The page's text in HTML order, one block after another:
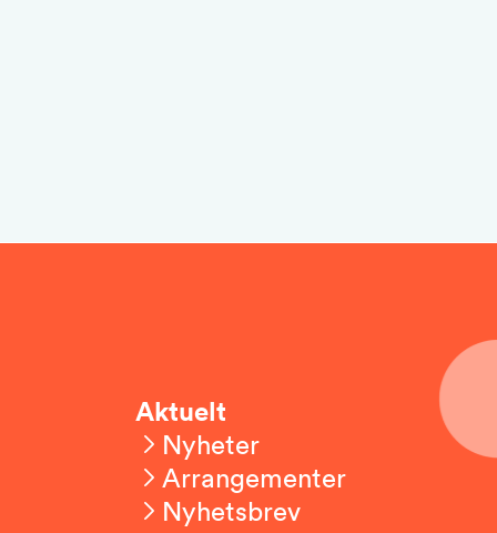
Aktuelt
Nyheter
Arrangementer
Nyhetsbrev